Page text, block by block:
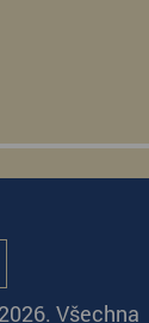
Všechna